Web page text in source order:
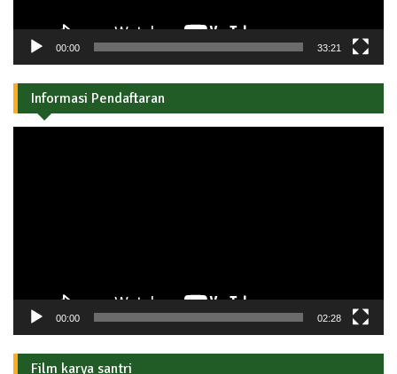
00:00 33:21
Informasi Pendaftaran
00:00 02:28
Film karya santri